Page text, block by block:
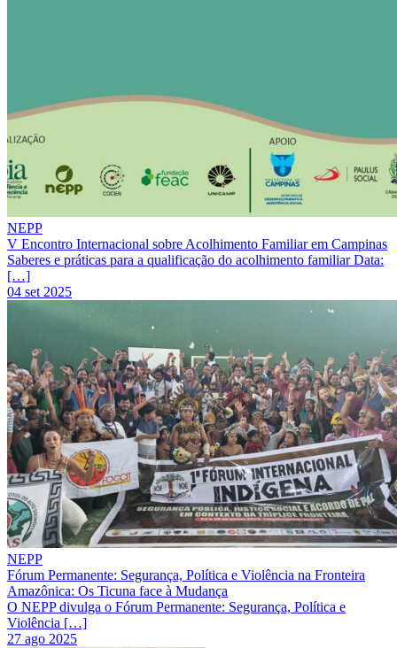
NEPP
V Encontro Internacional sobre Acolhimento Familiar em Campinas
Saberes e práticas para a qualificação do acolhimento familiar Data:
[…]
04 set 2025
NEPP
Fórum Permanente: Segurança, Política e Violência na Fronteira
Amazônica: Os Ticuna face à Mudança
O NEPP divulga o Fórum Permanente: Segurança, Política e
Violência […]
27 ago 2025